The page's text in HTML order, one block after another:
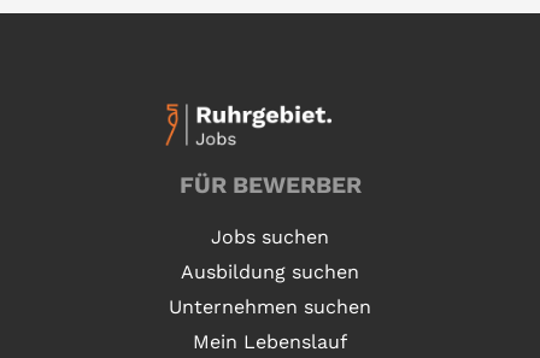
FÜR BEWERBER
Jobs suchen
Ausbildung suchen
Unternehmen suchen
Mein Lebenslauf